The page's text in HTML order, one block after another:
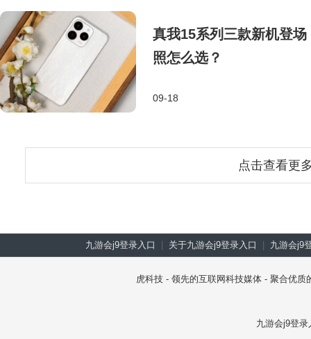
真我15系列三款新机登
照怎么选？
09-18
点击查看更
九游会j9登录入口 关于九游会j9登录入口 九游会j9
虎科技 - 领先的互联网科技媒体 - 聚合优
九游会j9登